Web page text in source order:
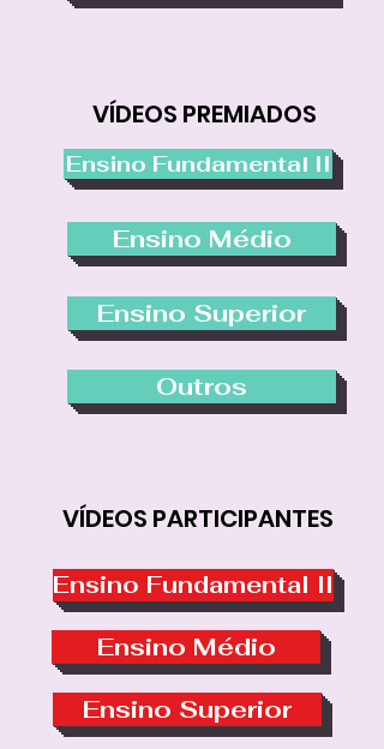
VÍDEOS PREMIADOS
Ensino Fundamental II
Ensino Médio
Ensino Superior
Outros
VÍDEOS PARTICIPANTES
Ensino Fundamental II
Ensino Médio
Ensino Superior